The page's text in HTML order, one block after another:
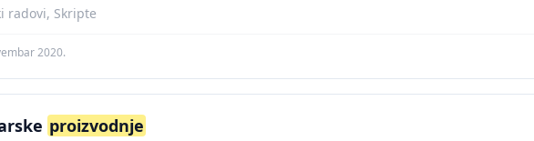
radovi, Skripte
2020.
proizvodnje